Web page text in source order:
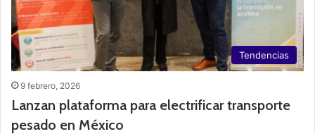
Tendencias
9 febrero, 2026
Lanzan plataforma para electrificar transporte
pesado en México